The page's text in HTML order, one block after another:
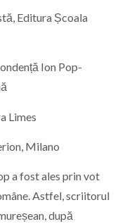
Editura Școala
Ion Pop-
Limes
Milano
a fost ales prin vot
Astfel, scriitorul
după